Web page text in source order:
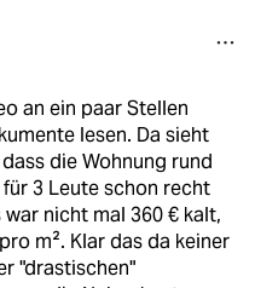
an ein paar Stellen
lesen. Da sieht
die Wohnung rund
3 Leute schon recht
nicht mal 360 € kalt,
m². Klar das da keiner
"drastischen"